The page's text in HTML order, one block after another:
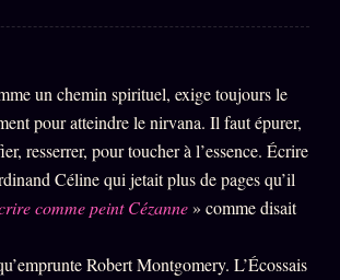
INFOFICTION
12 PRODUITS
LIVE
24€
un chemin spirituel, exige toujours le
pour atteindre le nirvana. Il faut épurer,
resserrer, pour toucher à l’essence. Écrire
Céline qui jetait plus de pages qu’il
comme peint Cézanne» comme disait
Robert Montgomery. L’Écossais